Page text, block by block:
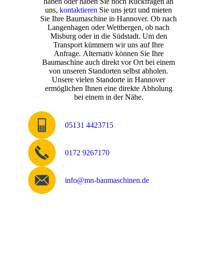
uns, kontaktieren Sie uns jetzt und mieten
Sie Ihre Baumaschine in Hannover. Ob nach
Langenhagen oder Wettbergen, ob nach
Misburg oder in die Südstadt. Um den
Transport kümmern wir uns auf Ihre
Anfrage. Alternativ können Sie Ihre
Baumaschine auch direkt vor Ort bei einem
von unseren Standorten selbst abholen.
Unsere vielen Standorte in Hannover
ermöglichen Ihnen eine direkte Abholung
bei einem in der Nähe.
05131 4423715
0172 9267170
info@mn-baumaschinen.de